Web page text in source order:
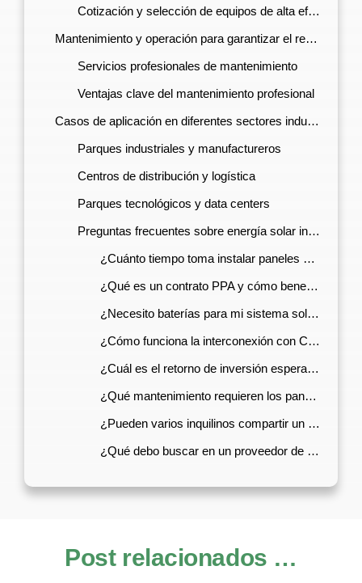
Cotización y selección de equipos de alta eficiencia
Mantenimiento y operación para garantizar el rendimiento óptimo
Servicios profesionales de mantenimiento
Ventajas clave del mantenimiento profesional
Casos de aplicación en diferentes sectores industriales
Parques industriales y manufactureros
Centros de distribución y logística
Parques tecnológicos y data centers
Preguntas frecuentes sobre energía solar industrial
¿Cuánto tiempo toma instalar paneles solares en un parque industrial?
¿Qué es un contrato PPA y cómo beneficia a mi empresa?
¿Necesito baterías para mi sistema solar industrial?
¿Cómo funciona la interconexión con CFE?
¿Cuál es el retorno de inversión esperado?
¿Qué mantenimiento requieren los paneles solares?
¿Pueden varios inquilinos compartir un sistema solar?
¿Qué debo buscar en un proveedor de energía solar industrial?
Post relacionados …